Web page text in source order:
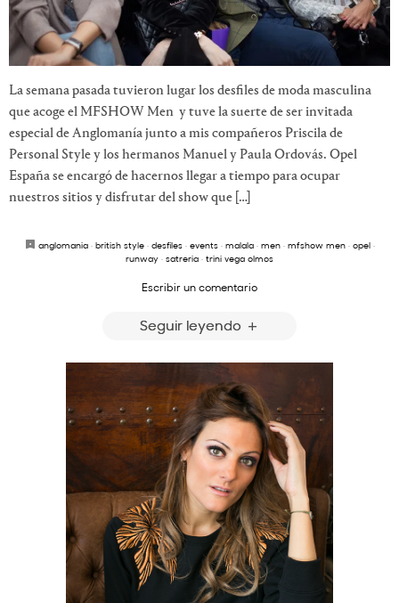
La semana pasada tuvieron lugar los desfiles de moda masculina
que acoge el MFSHOW Men y tuve la suerte de ser invitada
especial de Anglomanía junto a mis compañeros Priscila de
Personal Style y los hermanos Manuel y Paula Ordovás. Opel
España se encargó de hacernos llegar a tiempo para ocupar
nuestros sitios y disfrutar del show que […]
anglomania· british style· desfiles· events· malala· men· mfshow men· opel·
runway · satreria · trini vega olmos
Escribir un comentario
Seguir leyendo